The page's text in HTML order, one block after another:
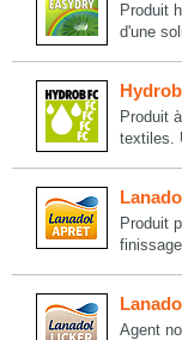
Produit
d'une
Produit
textiles.
Produit
Agent